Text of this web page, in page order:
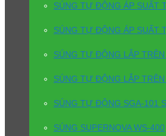
SÚNG TỰ ĐỘNG ÁP SUẤT
SÚNG TỰ ĐỘNG ÁP SUẤT
SÚNG TỰ ĐỘNG LẮP
SÚNG TỰ ĐỘNG LẮP
SÚNG TỰ ĐỘNG SGA-101
SÚNG SUPERNOVA WS-400